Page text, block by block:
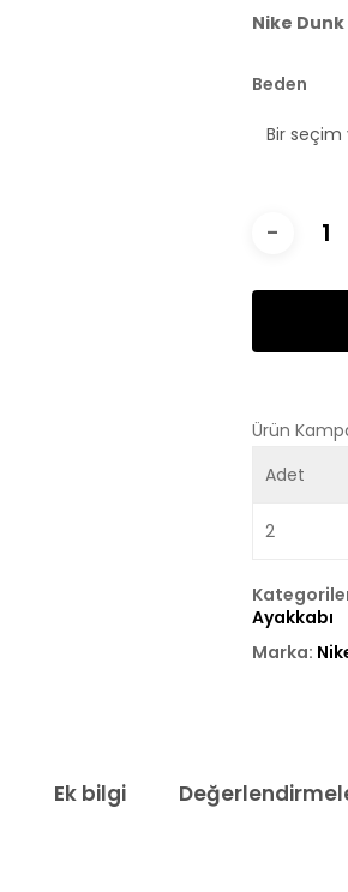
Nike Dunk
Beden
Ürün
Adet
2
Ayakkabı
Marka:
Ek bilgi